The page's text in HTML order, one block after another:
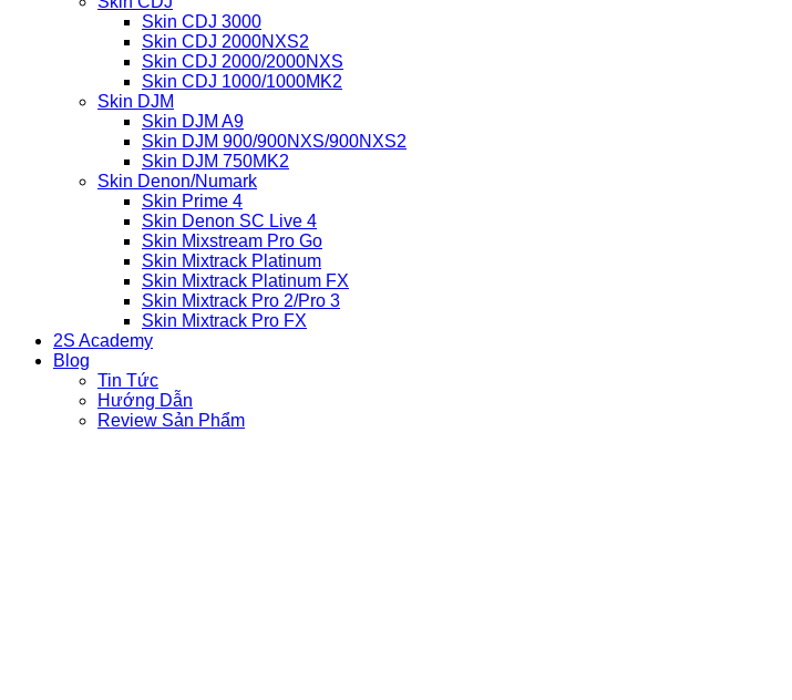
Skin CDJ 3000
Skin CDJ 2000NXS2
Skin CDJ 2000/2000NXS
Skin CDJ 1000/1000MK2
Skin DJM
Skin DJM A9
Skin DJM 900/900NXS/900NXS2
Skin DJM 750MK2
Skin Denon/Numark
Skin Prime 4
Skin Denon SC Live 4
Skin Mixstream Pro Go
Skin Mixtrack Platinum
Skin Mixtrack Platinum FX
Skin Mixtrack Pro 2/Pro 3
Skin Mixtrack Pro FX
2S Academy
Blog
Tin Tức
Hướng Dẫn
Review Sản Phẩm